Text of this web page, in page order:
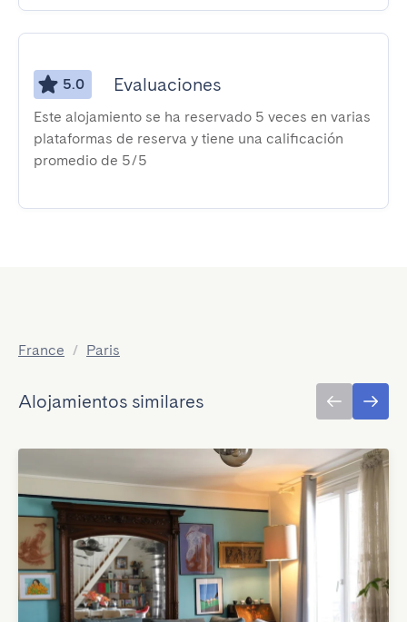
5.0 Evaluaciones
Este alojamiento se ha reservado 5 veces en varias
plataformas de reserva y tiene una calificación
promedio de 5/5
France / Paris
Alojamientos similares